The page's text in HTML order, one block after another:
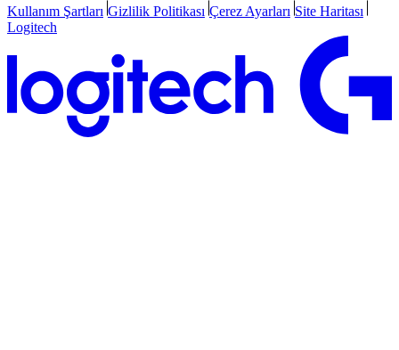
Kullanım Şartları Gizlilik Politikası Çerez Ayarları Site Haritası
Logitech